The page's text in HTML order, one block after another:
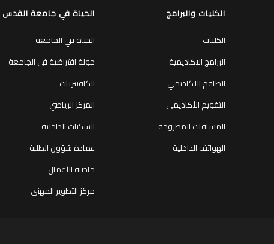
الكليات والبرامج
الكليات
البرامج الاكاديمية
الطاقم الاكاديمي
التقويم الأكاديمي
المساقات المطروحة
الهواتف الداخلية
الحياة في جامعة القدس
الحياة في الجامعة
جولة افتراضية في الجامعة
الكافتيريات
المركز الرياضي
السكنات الداخلية
عمادة شؤون الطلبة
حاضنة الأعمال
مركز التطوير المهني